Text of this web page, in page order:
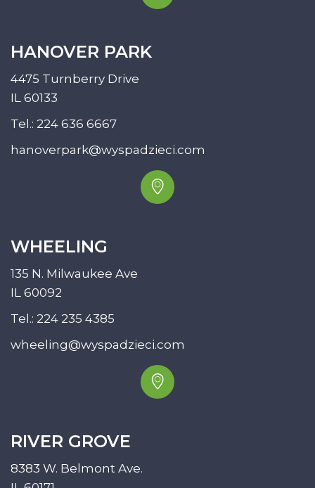
HANOVER PARK
4475 Turnberry Drive
IL 60133
Tel.: 224 636 6667
hanoverpark@wyspadzieci.com
WHEELING
135 N. Milwaukee Ave
IL 60092
Tel.: 224 235 4385
wheeling@wyspadzieci.com
RIVER GROVE
8383 W. Belmont Ave.